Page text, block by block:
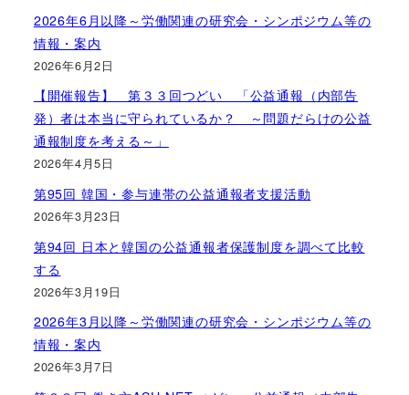
2026年6月以降～労働関連の研究会・シンポジウム等の
情報・案内
2026年6月2日
【開催報告】 第３３回つどい 「公益通報（内部告
発）者は本当に守られているか？ ～問題だらけの公益
通報制度を考える～」
2026年4月5日
第95回 韓国・参与連帯の公益通報者支援活動
2026年3月23日
第94回 日本と韓国の公益通報者保護制度を調べて比較
する
2026年3月19日
2026年3月以降～労働関連の研究会・シンポジウム等の
情報・案内
2026年3月7日